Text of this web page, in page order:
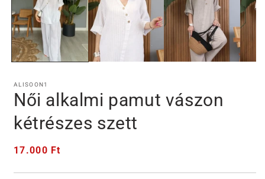
modális
párbeszédpanelen
ALISOON1
Női alkalmi pamut vászon
kétrészes szett
Normál
17.000 Ft